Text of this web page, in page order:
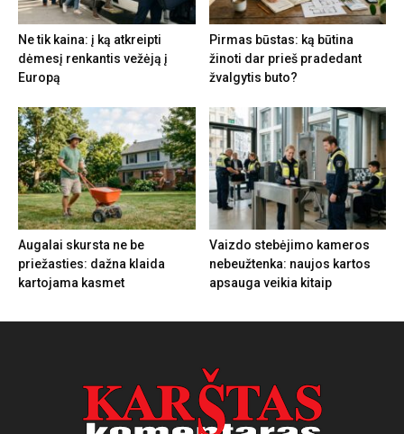
Ne tik kaina: į ką atkreipti
dėmesį renkantis vežėją į
Europą
Pirmas būstas: ką būtina
žinoti dar prieš pradedant
žvalgytis buto?
Augalai skursta ne be
priežasties: dažna klaida
kartojama kasmet
Vaizdo stebėjimo kameros
nebeužtenka: naujos kartos
apsauga veikia kitaip